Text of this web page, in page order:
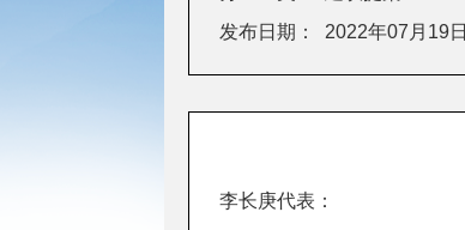
发布日期：
2022年07月19日
李长庚代表：